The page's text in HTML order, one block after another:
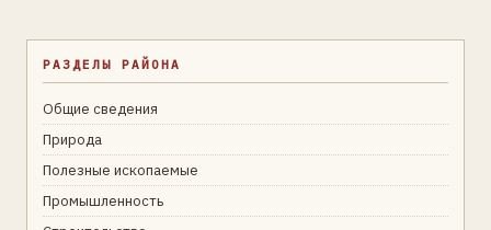
РАЗДЕЛЫ РАЙОНА
Общие сведения
Природа
Полезные ископаемые
Промышленность